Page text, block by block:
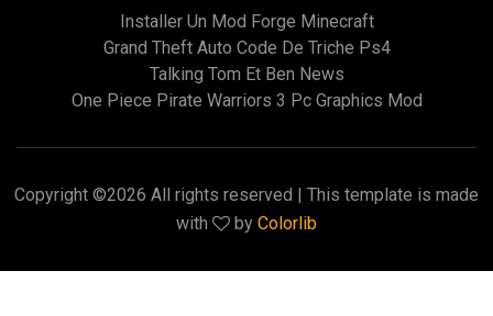
Installer Un Mod Forge Minecraft
Grand Theft Auto Code De Triche Ps4
Talking Tom Et Ben News
One Piece Pirate Warriors 3 Pc Graphics Mod
Copyright ©2026 All rights reserved | This template is made
with
by Colorlib